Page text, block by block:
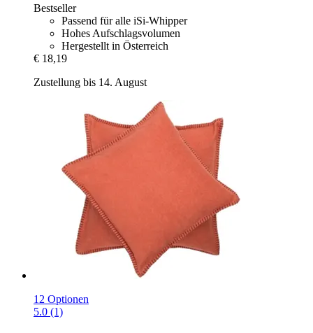
Bestseller
Passend für alle iSi-Whipper
Hohes Aufschlagsvolumen
Hergestellt in Österreich
€ 18,19
Zustellung bis 14. August
12 Optionen
5.0 (1)